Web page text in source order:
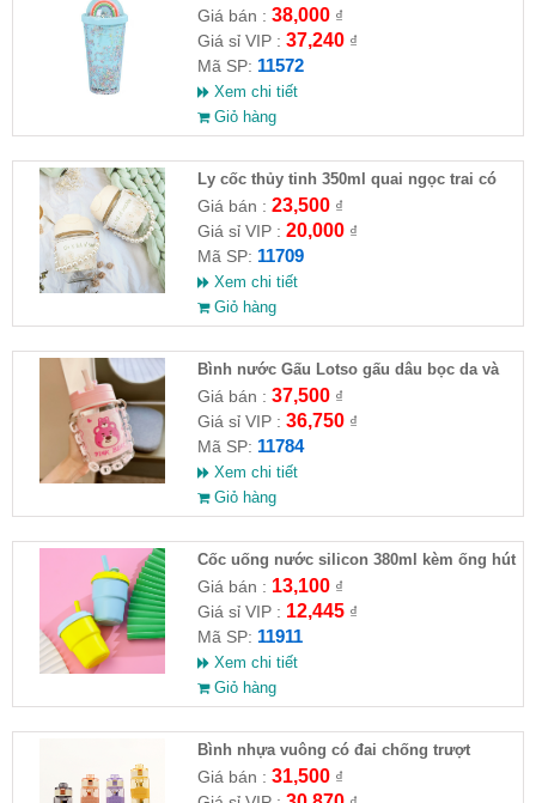
Giá bán : 38,000₫
Giá sỉ VIP : 37,240₫
Mã SP: 11572
Xem chi tiết
Giỏ hàng
Ly cốc thủy tinh 350ml quai ngọc trai có
nắp và ống hút
Giá bán : 23,500₫
Giá sỉ VIP : 20,000₫
Mã SP: 11709
Xem chi tiết
Giỏ hàng
Bình nước Gấu Lotso gấu dâu bọc da và
dây xích đeo 400ml chống đổ nước
Giá bán : 37,500₫
Giá sỉ VIP : 36,750₫
Mã SP: 11784
Xem chi tiết
Giỏ hàng
Cốc uống nước silicon 380ml kèm ống hút
Giá bán : 13,100₫
Giá sỉ VIP : 12,445₫
Mã SP: 11911
Xem chi tiết
Giỏ hàng
Bình nhựa vuông có đai chống trượt
500ml
Giá bán : 31,500₫